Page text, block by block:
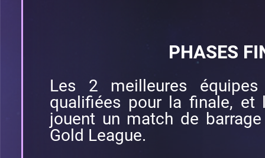
PHASES
Les 2 meilleures
qualifiées pour la finale, et
jouent un match de
Gold League.